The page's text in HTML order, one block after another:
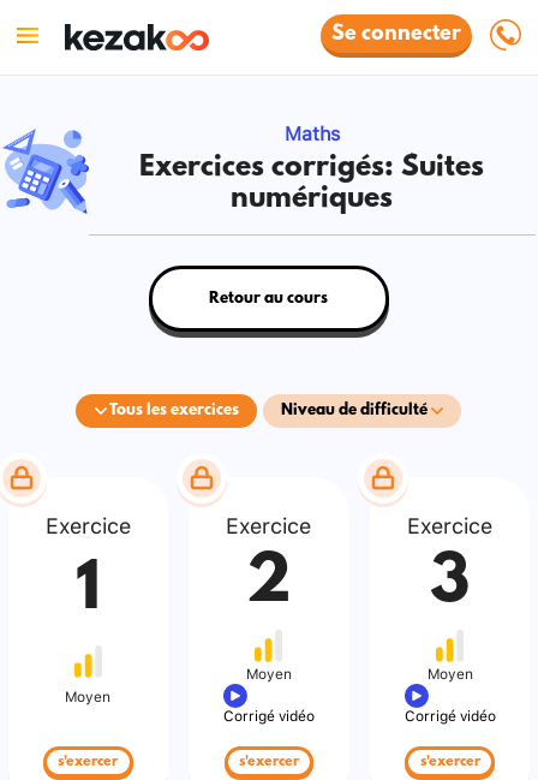
Se connecter
Maths
Exercices corrigés: Suites
numériques
Tous les exercices Niveau de difficulté
Retour au cours
Exercice
1
Moyen
s'exercer
Exercice
2
Moyen
Corrigé vidéo
s'exercer
Exercice
3
Moyen
Corrigé vidéo
s'exercer